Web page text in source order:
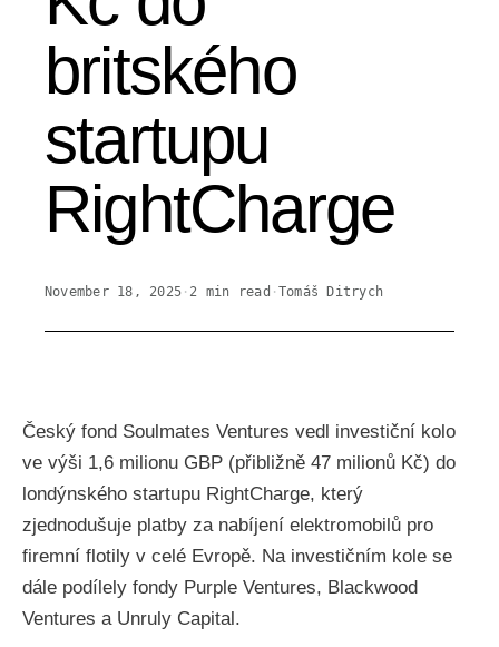
britského
startupu
RightCharge
November 18, 2025 · 2 min read ·Tomáš Ditrych
Český fond Soulmates Ventures vedl investiční kolo
ve výši 1,6 milionu GBP (přibližně 47 milionů Kč) do
londýnského startupu RightCharge, který
zjednodušuje platby za nabíjení elektromobilů pro
firemní flotily v celé Evropě. Na investičním kole se
dále podílely fondy Purple Ventures, Blackwood
Ventures a Unruly Capital.